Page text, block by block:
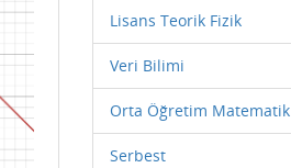
Lisans Teorik Fizik
Veri Bilimi
Orta Öğretim Matematik
Serbest